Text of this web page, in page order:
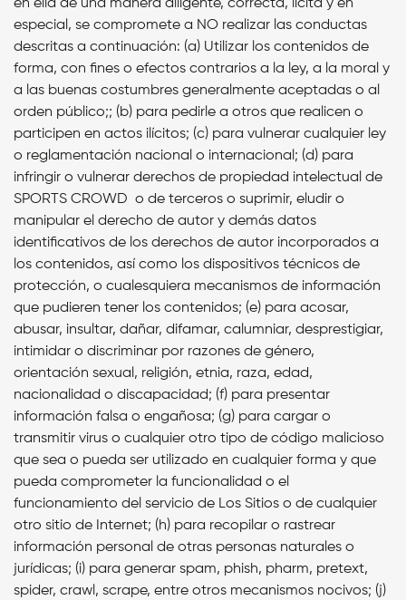
en ella de una manera diligente, correcta, lícita y en
especial, se compromete a NO realizar las conductas
descritas a continuación: (a) Utilizar los contenidos de
forma, con fines o efectos contrarios a la ley, a la moral y
a las buenas costumbres generalmente aceptadas o al
orden público;; (b) para pedirle a otros que realicen o
participen en actos ilícitos; (c) para vulnerar cualquier ley
o reglamentación nacional o internacional; (d) para
infringir o vulnerar derechos de propiedad intelectual de
SPORTS CROWD o de terceros o suprimir, eludir o
manipular el derecho de autor y demás datos
identificativos de los derechos de autor incorporados a
los contenidos, así como los dispositivos técnicos de
protección, o cualesquiera mecanismos de información
que pudieren tener los contenidos; (e) para acosar,
abusar, insultar, dañar, difamar, calumniar, desprestigiar,
intimidar o discriminar por razones de género,
orientación sexual, religión, etnia, raza, edad,
nacionalidad o discapacidad; (f) para presentar
información falsa o engañosa; (g) para cargar o
transmitir virus o cualquier otro tipo de código malicioso
que sea o pueda ser utilizado en cualquier forma y que
pueda comprometer la funcionalidad o el
funcionamiento del servicio de Los Sitios o de cualquier
otro sitio de Internet; (h) para recopilar o rastrear
información personal de otras personas naturales o
jurídicas; (i) para generar spam, phish, pharm, pretext,
spider, crawl, scrape, entre otros mecanismos nocivos; (j)